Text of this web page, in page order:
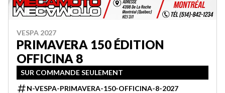
VESPA 2027
PRIMAVERA 150 ÉDITION
OFFICINA 8
SUR COMMANDE SEULEMENT
N-VESPA-PRIMAVERA-150-OFFICINA-8-2027